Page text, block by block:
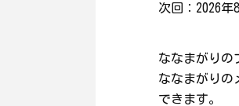
次回：2026
ななまがりの
ななまがりの
できます。